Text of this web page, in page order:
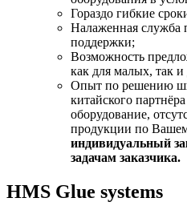
Гораздо гибкие
Налаженная служба
поддержки;
Возможность
как для малых, так
Опыт по решению
китайского
оборудование,
продукции по
индивидуальный
задачам заказчика.
HMS Glue systems